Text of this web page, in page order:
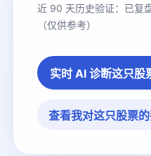
近 90 天历史验证：已复
（仅供参考）
实时 AI 诊断这只股
查看我对这只股票